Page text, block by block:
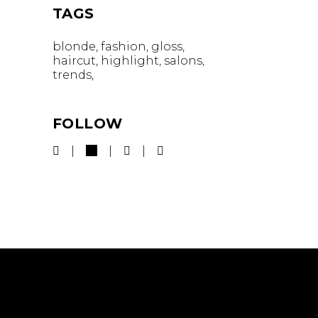
TAGS
blonde fashion gloss
haircut highlight salons
trends
FOLLOW